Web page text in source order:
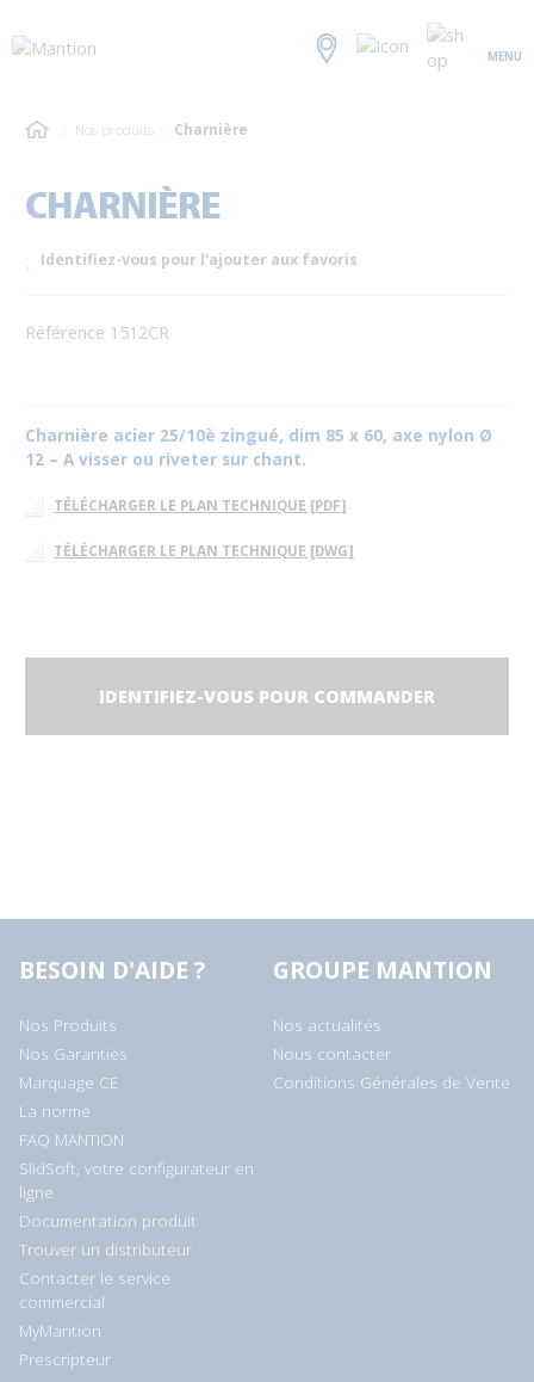
MENU
Nos produits Charnière
CHARNIÈRE
Identifiez-vous pour l'ajouter aux favoris
Référence 1512CR
Charnière acier 25/10è zingué, dim 85 x 60, axe nylon Ø
12 – A visser ou riveter sur chant.
TÉLÉCHARGER LE PLAN TECHNIQUE [PDF]
TÉLÉCHARGER LE PLAN TECHNIQUE [DWG]
IDENTIFIEZ-VOUS POUR COMMANDER
BESOIN D'AIDE ?
Nos Produits
Nos Garanties
Marquage CE
La norme
FAQ MANTION
SlidSoft, votre configurateur en
ligne
Documentation produit
Trouver un distributeur
Contacter le service
commercial
MyMantion
Prescripteur
GROUPE MANTION
Nos actualités
Nous contacter
Conditions Générales de Vente